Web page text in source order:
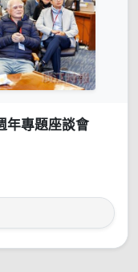
年專題座談會